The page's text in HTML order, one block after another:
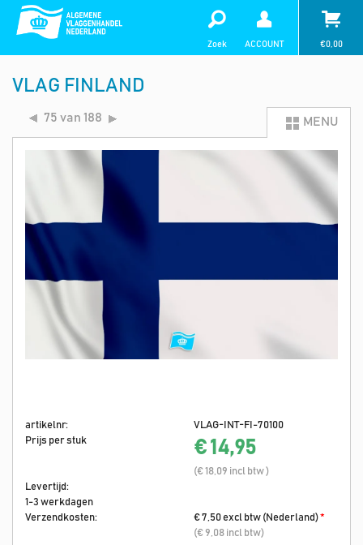
Zoek ACCOUNT €0,00
VLAG FINLAND
75 van 188 MENU
artikelnr:
VLAG-INT-FI-70100
Prijs per stuk
€ 14,95
(€ 18,09 incl btw )
Levertijd:
1-3 werkdagen
Verzendkosten:
€ 7,50 excl btw (Nederland)*
(€ 9,08 incl btw)